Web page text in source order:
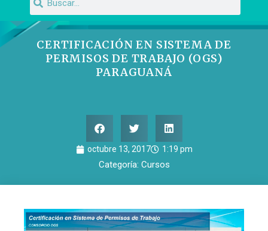
CERTIFICACIÓN EN SISTEMA DE
PERMISOS DE TRABAJO (OGS)
PARAGUANÁ
octubre 13, 2017 1:19 pm
Categoría: Cursos